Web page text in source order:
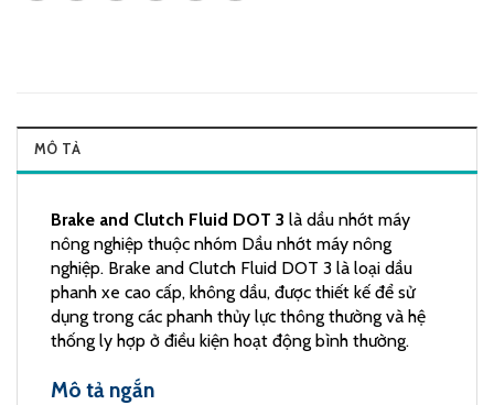
MÔ TẢ
Brake and Clutch Fluid DOT 3 là dầu nhớt máy
nông nghiệp thuộc nhóm Dầu nhớt máy nông
nghiệp. Brake and Clutch Fluid DOT 3 là loại dầu
phanh xe cao cấp, không dầu, được thiết kế để sử
dụng trong các phanh thủy lực thông thường và hệ
thống ly hợp ở điều kiện hoạt động bình thường.
Mô tả ngắn